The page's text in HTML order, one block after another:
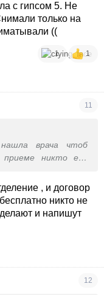
с гипсом 5. Не
только на
((
1 1
11
врача чтоб
никто его
, и договор
никто не
и напишут
12